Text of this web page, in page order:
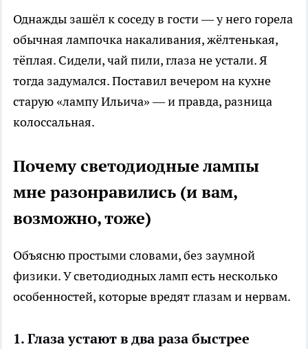
Однажды зашёл к соседу в гости — у него горела
обычная лампочка накаливания, жёлтенькая,
тёплая. Сидели, чай пили, глаза не устали. Я
тогда задумался. Поставил вечером на кухне
старую «лампу Ильича» — и правда, разница
колоссальная.
Почему светодиодные лампы
мне разонравились (и вам,
возможно, тоже)
Объясню простыми словами, без заумной
физики. У светодиодных ламп есть несколько
особенностей, которые вредят глазам и нервам.
1. Глаза устают в два раза быстрее